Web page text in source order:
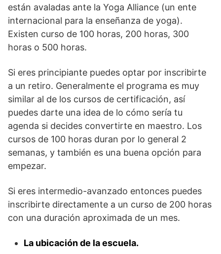
están avaladas ante la Yoga Alliance (un ente
internacional para la enseñanza de yoga).
Existen curso de 100 horas, 200 horas, 300
horas o 500 horas.
Si eres principiante puedes optar por inscribirte
a un retiro. Generalmente el programa es muy
similar al de los cursos de certificación, así
puedes darte una idea de lo cómo sería tu
agenda si decides convertirte en maestro. Los
cursos de 100 horas duran por lo general 2
semanas, y también es una buena opción para
empezar.
Si eres intermedio-avanzado entonces puedes
inscribirte directamente a un curso de 200 horas
con una duración aproximada de un mes.
La ubicación de la escuela.